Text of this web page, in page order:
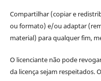
Compartilhar (copiar e
ou formato) e/ou adaptar
material) para qualquer fim,
O licenciante não pode
da licença sejam respeitados.